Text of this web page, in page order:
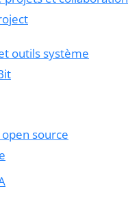
outils système
source